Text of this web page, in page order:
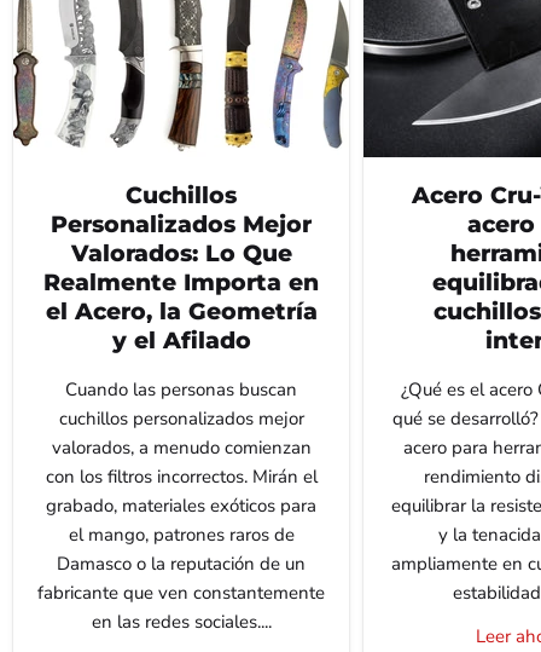
Cuchillos
Personalizados Mejor
Valorados: Lo Que
Realmente Importa en
el Acero, la Geometría
y el Afilado
Cuando las personas buscan
cuchillos personalizados mejor
valorados, a menudo comienzan
con los filtros incorrectos. Mirán el
grabado, materiales exóticos para
el mango, patrones raros de
Damasco o la reputación de un
fabricante que ven constantemente
en las redes sociales....
Acero
acero
¿Qué es el
qué se
acero para
rendimiento
equilibrar la
y la
ampliamente en
Leer